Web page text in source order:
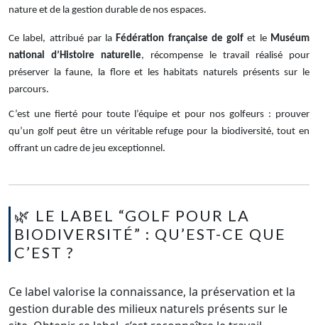
nature et de la gestion durable de nos espaces.
Ce label, attribué par la Fédération française de golf et le Muséum
national d’Histoire naturelle, récompense le travail réalisé pour
préserver la faune, la flore et les habitats naturels présents sur le
parcours.
C’est une fierté pour toute l’équipe et pour nos golfeurs : prouver
qu’un golf peut être un véritable refuge pour la biodiversité, tout en
offrant un cadre de jeu exceptionnel.
🌿 LE LABEL “GOLF POUR LA
BIODIVERSITÉ” : QU’EST-CE QUE
C’EST ?
Ce label valorise la connaissance, la préservation et la
gestion durable des milieux naturels présents sur le